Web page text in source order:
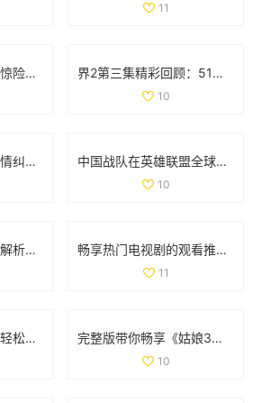
11
探秘两扇神秘之门的惊险视频体验与背后故事 界2第三集精彩回顾：51秒视频带你领略剧情高潮时刻
10
花荫露第十七回：感情纠葛与命运交错的奇妙旅程 中国战队在英雄联盟全球总决赛中的表现与名单分析
10
探索数字世界：深度解析35与дода的奇妙结合 畅享热门电视剧的观看推荐，77777免费观看尽在其中
11
快手点赞服务推广：轻松获取双重点赞的自助平台指南 完整版带你畅享《姑娘3》精彩剧情与国语配音全纪录
10